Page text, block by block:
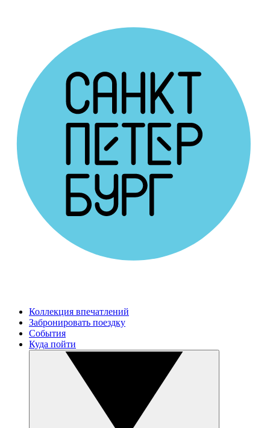
Коллекция впечатлений
Забронировать поездку
События
Куда пойти